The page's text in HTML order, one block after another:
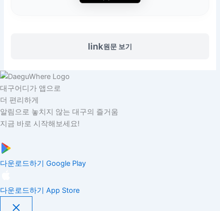
link원문 보기
대구어디가 앱으로
더 편리하게
알림으로 놓치지 않는 대구의 즐거움
지금 바로 시작해보세요!
다운로드하기 Google Play
다운로드하기 App Store